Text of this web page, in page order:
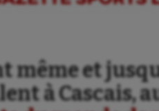
Escalade
Escrime
même et
à Cascais,